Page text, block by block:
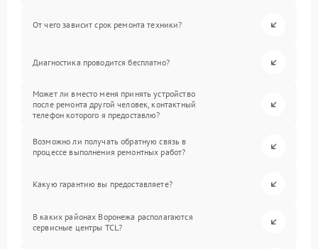
От чего зависит срок ремонта техники?
Диагностика проводится бесплатно?
Может ли вместо меня принять устройство
после ремонта другой человек, контактный
телефон которого я предоставлю?
Возможно ли получать обратную связь в
процессе выполнения ремонтных работ?
Какую гарантию вы предоставляете?
В каких районах Воронежа располагаются
сервисные центры TCL?